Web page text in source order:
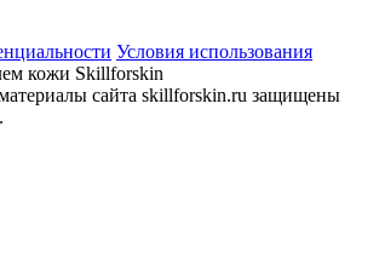
Условия использования
кожи Skillforskin
сайта skillforskin.ru защищены